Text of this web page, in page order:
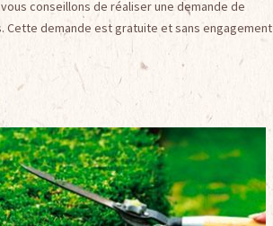
conseillons de réaliser une demande de
Cette demande est gratuite et sans engagement